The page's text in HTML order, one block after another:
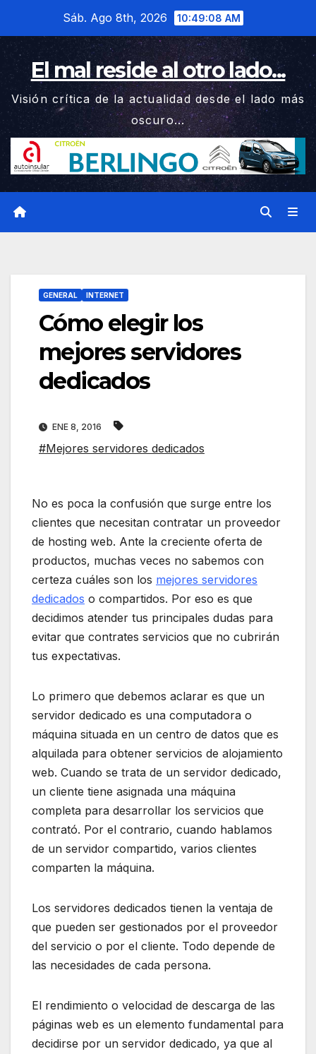
contenido
Sáb. Ago 8th, 2026 10:49:09 AM
El mal reside al otro lado...
Visión crítica de la actualidad desde el lado más
oscuro...
GENERAL INTERNET
Cómo elegir los
mejores servidores
dedicados
ENE 8, 2016
#Mejores servidores dedicados
No es poca la confusión que surge entre los
clientes que necesitan contratar un proveedor
de hosting web. Ante la creciente oferta de
productos, muchas veces no sabemos con
certeza cuáles son los mejores servidores
dedicados o compartidos. Por eso es que
decidimos atender tus principales dudas para
evitar que contrates servicios que no cubrirán
tus expectativas.
Lo primero que debemos aclarar es que un
servidor dedicado es una computadora o
máquina situada en un centro de datos que es
alquilada para obtener servicios de alojamiento
web. Cuando se trata de un servidor dedicado,
un cliente tiene asignada una máquina
completa para desarrollar los servicios que
contrató. Por el contrario, cuando hablamos
de un servidor compartido, varios clientes
comparten la máquina.
Los servidores dedicados tienen la ventaja de
que pueden ser gestionados por el proveedor
del servicio o por el cliente. Todo depende de
las necesidades de cada persona.
El rendimiento o velocidad de descarga de las
páginas web es un elemento fundamental para
decidirse por un servidor dedicado, ya que al